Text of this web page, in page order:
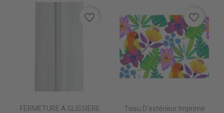
FERMETURE A GLISSIERE
favorite_border
Tissu D'extérieur Imprimé
favorite_border